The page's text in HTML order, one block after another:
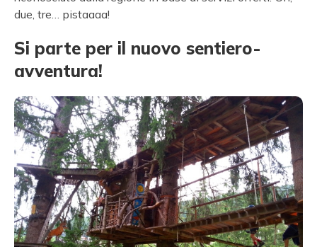
due, tre… pistaaaa!
Si parte per il nuovo sentiero-
avventura!